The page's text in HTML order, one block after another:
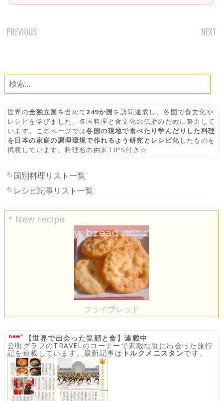
POST
PREVIOUS NEXT
検
索:
世界の全独立国を含めて249か国を訪問達成し、各国で食文化や
レシピを学びました。各国料理と食文化の伝播のために努力して
います。このページでは各国の現地で食べたり学んだりした料理
を日本の家庭の調理環境で作れるよう研究とレシピ化したものを
掲載しています。料理名の由来TIPS付き☆
国別料理リスト一覧
レシピ記事リスト一覧
＊New recipe
フライブレッド
【世界で出会った笑顔と食】連載中
公明グラフのTRAVELのコーナーで素敵な食に出会った旅行
記を連載しています。最新記事は トルクメニスタンです。